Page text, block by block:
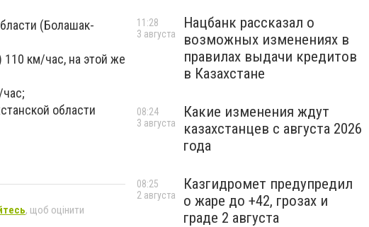
(Болашак-
110 км/час, на этой же
области
, щоб оцінити
Нацбанк рассказал о
возможных изменениях в
правилах выдачи кредитов
в Казахстане
11:28
3 августа
Какие изменения ждут
казахстанцев с августа 2026
года
08:24
3 августа
Казгидромет предупредил
о жаре до +42, грозах и
граде 2 августа
08:25
2 августа